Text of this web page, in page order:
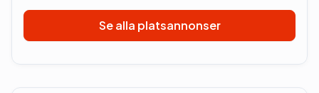
Se alla platsannonser